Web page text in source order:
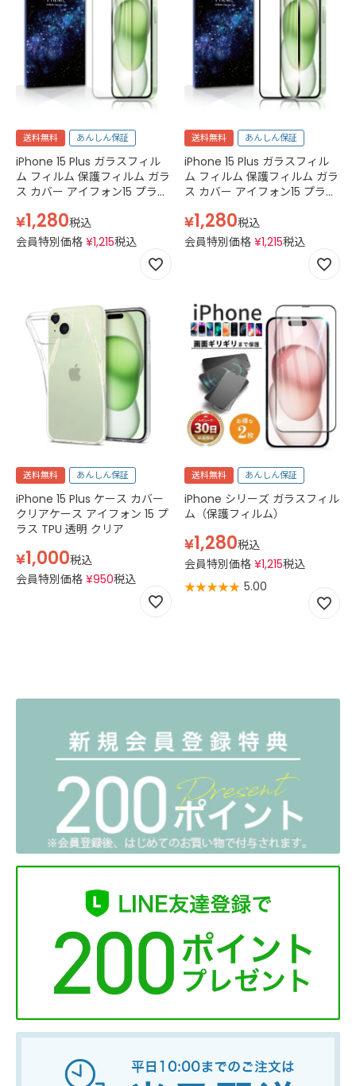
送料無料 あんしん保証
iPhone 15 Plus ガラスフィル
ム フィルム 保護フィルム ガラ
ス カバー アイフォン15 プラス
2.5D 平面設計 スマホフィルム
守る 強い 液晶 画面 ケースに
干渉しない 指紋 防止 透明 ク
¥1,280税込
会員特別価格 ¥1,215税込
送料無料 あんしん保証
iPhone 15 Plus ガラスフィル
ム フィルム 保護フィルム ガラ
ス カバー アイフォン15 プラス
ア 黒 ブラック
¥1,280税込
会員特別価格 ¥1,215税込
送料無料 あんしん保証
iPhone 15 Plus ケース カバー
クリアケース アイフォン 15 プ
ラス TPU 透明 クリア
¥1,000税込
会員特別価格 ¥950税込
送料無料 あんしん保証
iPhone シリーズ ガラスフィル
ム（保護フィルム）
¥1,280税込
会員特別価格 ¥1,215税込
5.00